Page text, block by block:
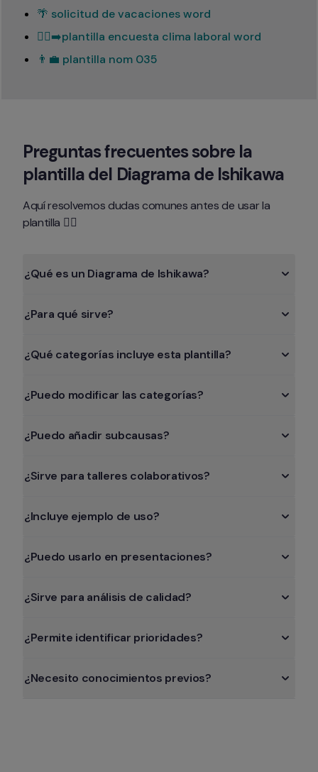
🌴 solicitud de vacaciones word
🏃‍♂️‍➡️plantilla encuesta clima laboral word
👨‍💼 plantilla nom 035
Preguntas frecuentes sobre la
plantilla del Diagrama de Ishikawa
Aquí resolvemos dudas comunes antes de usar la
plantilla 👇🏻
¿Qué es un Diagrama de Ishikawa?
¿Para qué sirve?
¿Qué categorías incluye esta plantilla?
¿Puedo modificar las categorías?
¿Puedo añadir subcausas?
¿Sirve para talleres colaborativos?
¿Incluye ejemplo de uso?
¿Puedo usarlo en presentaciones?
¿Sirve para análisis de calidad?
¿Permite identificar prioridades?
¿Necesito conocimientos previos?